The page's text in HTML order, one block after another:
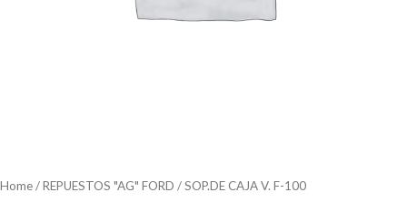
Home/REPUESTOS "AG" FORD / SOP.DE CAJA V. F-100